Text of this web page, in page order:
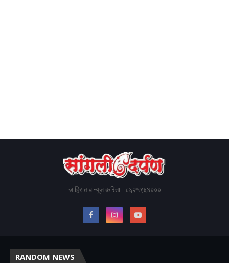
जाहिरात व न्यूज करिता - ८६२५९६४०००
RANDOM NEWS